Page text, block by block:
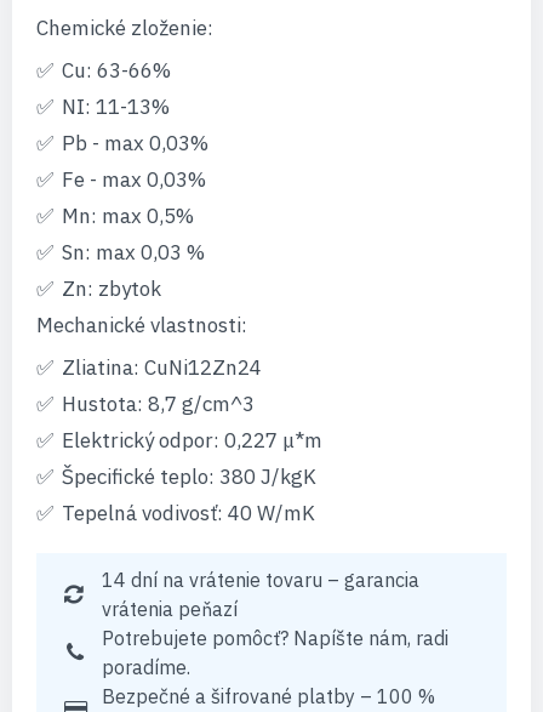
Chemické zloženie:
Cu: 63-66%
NI: 11-13%
Pb - max 0,03%
Fe - max 0,03%
Mn: max 0,5%
Sn: max 0,03 %
Zn: zbytok
Mechanické vlastnosti:
Zliatina: CuNi12Zn24
Hustota: 8,7 g/cm^3
Elektrický odpor: 0,227 μ*m
Špecifické teplo: 380 J/kgK
Tepelná vodivosť: 40 W/mK
14 dní na vrátenie tovaru – garancia
vrátenia peňazí
Potrebujete pomôcť? Napíšte nám, radi
poradíme.
Bezpečné a šifrované platby – 100 %